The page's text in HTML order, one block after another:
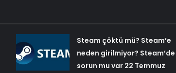
Steam çöktü mü? Steam’e
neden girilmiyor? Steam’de
sorun mu var 22 Temmuz